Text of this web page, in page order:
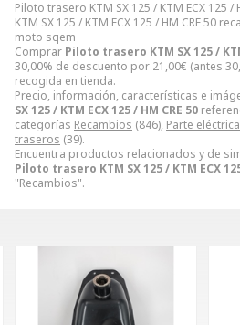
Piloto trasero KTM SX 125 / KTM ECX 125 /
KTM SX 125 / KTM ECX 125 / HM CRE 50
moto sqem
Comprar Piloto trasero KTM SX 125 /
30,00% de descuento por 21,00€ (antes
recogida en tienda.
Precio, información, características e
SX 125 / KTM ECX 125 / HM CRE 50
categorías Recambios (846), Parte eléctrica
traseros (39).
Encuentra productos relacionados y de
Piloto trasero KTM SX 125 / KTM ECX
"Recambios".